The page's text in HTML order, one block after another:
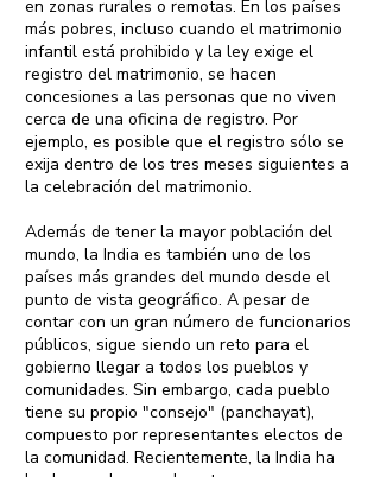
en zonas rurales o remotas. En los países
más pobres, incluso cuando el matrimonio
infantil está prohibido y la ley exige el
registro del matrimonio, se hacen
concesiones a las personas que no viven
cerca de una oficina de registro. Por
ejemplo, es posible que el registro sólo se
exija dentro de los tres meses siguientes a
la celebración del matrimonio.
Además de tener la mayor población del
mundo, la India es también uno de los
países más grandes del mundo desde el
punto de vista geográfico. A pesar de
contar con un gran número de funcionarios
públicos, sigue siendo un reto para el
gobierno llegar a todos los pueblos y
comunidades. Sin embargo, cada pueblo
tiene su propio "consejo" (panchayat),
compuesto por representantes electos de
la comunidad. Recientemente, la India ha